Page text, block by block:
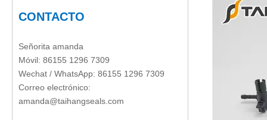
CONTACTO
Señorita amanda
Móvil: 86155 1296 7309
Wechat / WhatsApp: 86155 1296 7309
Correo electrónico:
amanda@taihangseals.com